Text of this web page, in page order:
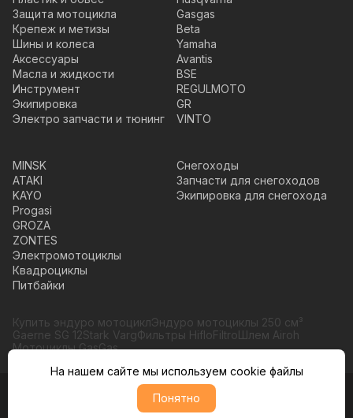
Защита мотоцикла
Крепеж и метизы
Шины и колеса
Аксессуары
Масла и жидкости
Инструмент
Экипировка
Электро запчасти и тюнинг
Gasgas
Beta
Yamaha
Avantis
BSE
REGULMOTO
GR
VINTO
MINSK
ATAKI
KAYO
Progasi
GROZA
ZONTES
Электромотоциклы
Квадроциклы
Питбайки
Снегоходы
Запчасти для снегоходов
Экипировка для снегохода
Купить эндуро мотоциклЭндуро мотоциклы 250 см³
Gaerne SG 12Stark VargФильтры HifloFiltroШлем Airoh
Мотоциклы GasGas
© Moto365, Все права защищены
Политика обратботки персональных данных
На нашем сайте мы используем cookie файлы
Понятно